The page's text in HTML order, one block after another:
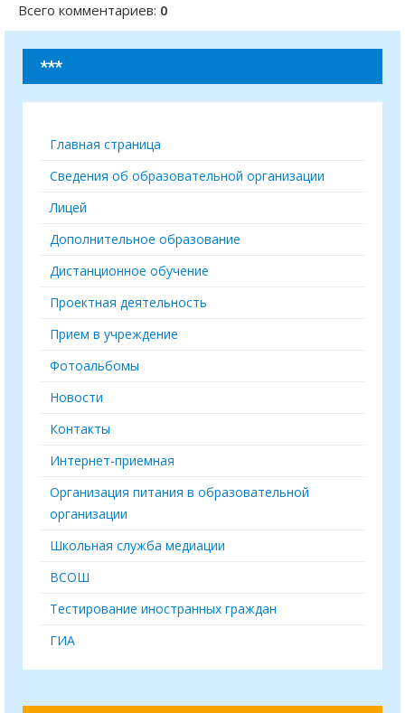
Всего комментариев: 0
***
Главная страница
Сведения об образовательной организации
Лицей
Дополнительное образование
Дистанционное обучение
Проектная деятельность
Прием в учреждение
Фотоальбомы
Новости
Контакты
Интернет-приемная
Организация питания в образовательной
организации
Школьная служба медиации
ВСОШ
Тестирование иностранных граждан
ГИА